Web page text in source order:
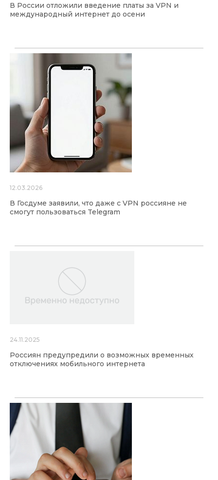
В России отложили введение платы за VPN и
международный интернет до осени
12.03.2026
В Госдуме заявили, что даже с VPN россияне не
смогут пользоваться Telegram
24.11.2025
Россиян предупредили о возможных временных
отключениях мобильного интернета